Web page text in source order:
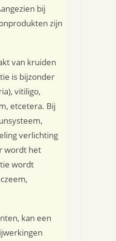
bij
zijn
van kruiden
is bijzonder
vitiligo,
etcetera. Bij
verlichting
wordt het
wordt
kan een